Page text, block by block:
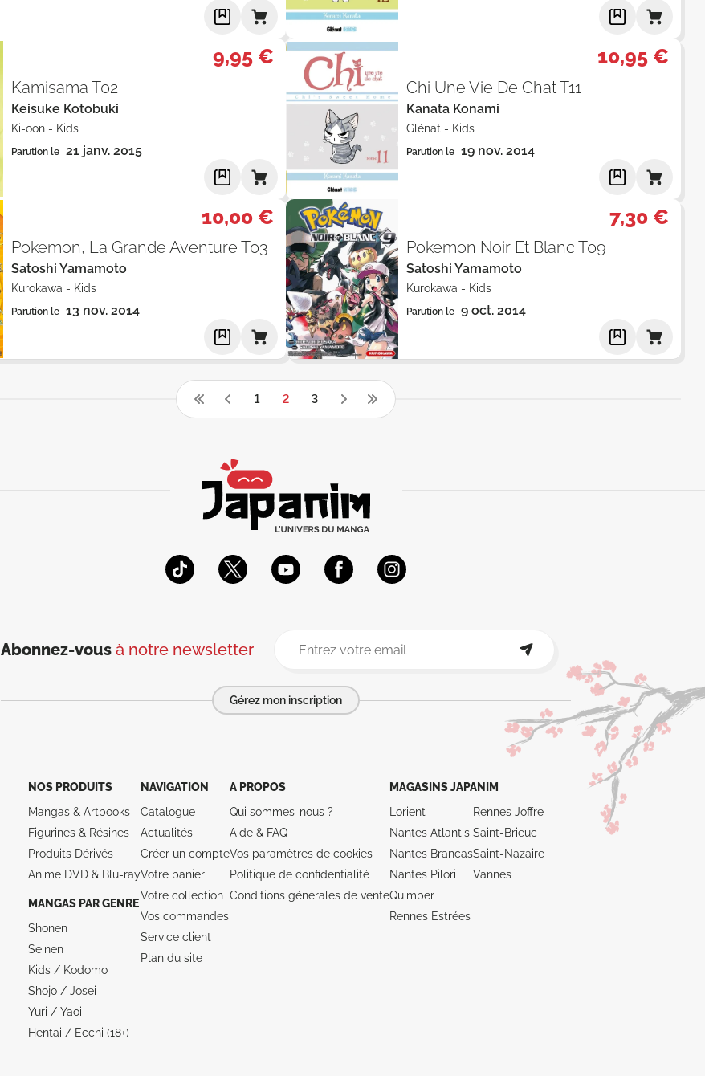
9,95 €
Kamisama T02
Keisuke Kotobuki
Ki-oon - Kids
Parution le 21 janv. 2015
10,95 €
Chi Une Vie De Chat T11
Kanata Konami
Glénat - Kids
Parution le 19 nov. 2014
10,00 €
Pokemon, La Grande Aventure T03
Satoshi Yamamoto
Kurokawa - Kids
Parution le 13 nov. 2014
7,30 €
Pokemon Noir Et Blanc T09
Satoshi Yamamoto
Kurokawa - Kids
Parution le 9 oct. 2014
1 2 3
Abonnez-vous à notre newsletter
Gérez mon inscription
NOS PRODUITS
Mangas & Artbooks
Figurines & Résines
Produits Dérivés
Anime DVD & Blu‑ray
MANGAS PAR GENRE
Shonen
Seinen
Kids / Kodomo
Shojo / Josei
Yuri / Yaoi
Hentai / Ecchi (18+)
NAVIGATION
Catalogue
Actualités
Créer un compte
Votre panier
Votre collection
Vos commandes
Service client
Plan du site
A PROPOS
Qui sommes-nous ?
Aide & FAQ
Vos paramètres de cookies
Politique de confidentialité
Conditions générales de vente
MAGASINS JAPANIM
Lorient
Nantes Atlantis
Nantes Brancas
Nantes Pilori
Quimper
Rennes Estrées
Rennes Joffre
Saint-Brieuc
Saint-Nazaire
Vannes